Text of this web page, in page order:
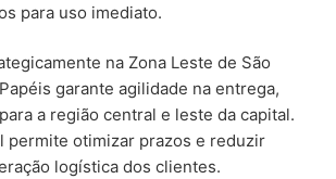
para uso imediato.
na Zona Leste de São
garante agilidade na entrega,
a região central e leste da capital.
permite otimizar prazos e reduzir
logística dos clientes.